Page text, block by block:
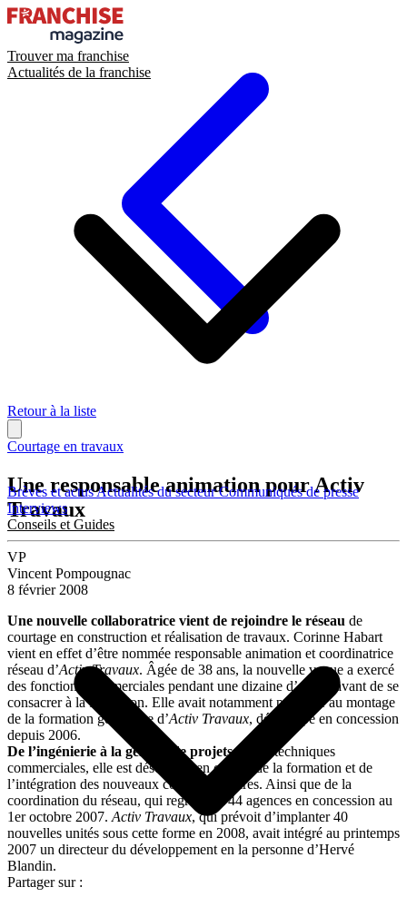
Trouver ma franchise
Actualités de la franchise
Brèves et actusActualités du secteurCommuniqués de presse
Interviews
Conseils et Guides
Retour à la liste
Courtage en travaux
Une responsable animation pour Activ
Travaux
VP
Vincent Pompougnac
8 février 2008
Une nouvelle collaboratrice vient de rejoindre le réseau de
courtage en construction et réalisation de travaux. Corinne Habart
vient en effet d’être nommée responsable animation et coordinatrice
réseau d’Activ Travaux. Âgée de 38 ans, la nouvelle venue a exercé
des fonctions commerciales pendant une dizaine d’année avant de se
consacrer à la formation. Elle avait notamment participé au montage
de la formation générique d’Activ Travaux, développé en concession
depuis 2006.
De l’ingénierie à la gestion de projetset aux techniques
commerciales, elle est désormais en charge de la formation et de
l’intégration des nouveaux concessionnaires. Ainsi que de la
coordination du réseau, qui regroupait 44 agences en concession au
1er octobre 2007. Activ Travaux, qui prévoit d’implanter 40
nouvelles unités sous cette forme en 2008, avait intégré au printemps
2007 un directeur du développement en la personne d’Hervé
Blandin.
Partager sur :